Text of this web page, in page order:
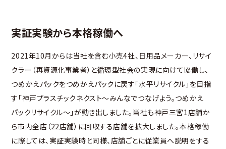
実証実験から本格稼働へ
2021年10月からは当社を含む小売4社、日用品メーカー、リサイ
クラー（再資源化事業者）と循環型社会の実現に向けて協働し、
つめかえパックをつめかえパックに戻す「水平リサイクル」を目指
す「神戸プラスチックネクスト～みんなでつなげよう。つめかえ
パックリサイクル～」が動き出しました。当社も神戸三宮1店舗か
ら市内全店（22店舗）に回収する店舗を拡大しました。本格稼働
に際しては、実証実験時と同様、店舗ごとに従業員へ説明をする